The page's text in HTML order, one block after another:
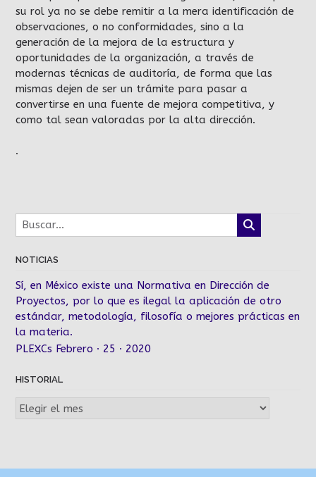
su rol ya no se debe remitir a la mera identificación de
observaciones, o no conformidades, sino a la
generación de la mejora de la estructura y
oportunidades de la organización, a través de
modernas técnicas de auditoría, de forma que las
mismas dejen de ser un trámite para pasar a
convertirse en una fuente de mejora competitiva, y
como tal sean valoradas por la alta dirección.
.
NOTICIAS
Sí, en México existe una Normativa en Dirección de
Proyectos, por lo que es ilegal la aplicación de otro
estándar, metodología, filosofía o mejores prácticas en
la materia.
PLEXCs Febrero · 25 · 2020
HISTORIAL
Historial